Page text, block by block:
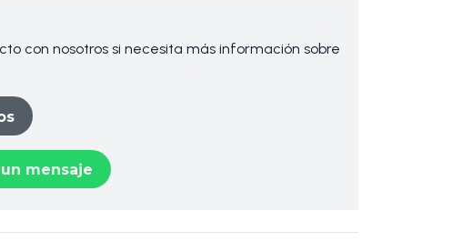
con nosotros si necesita más información sobre
mensaje